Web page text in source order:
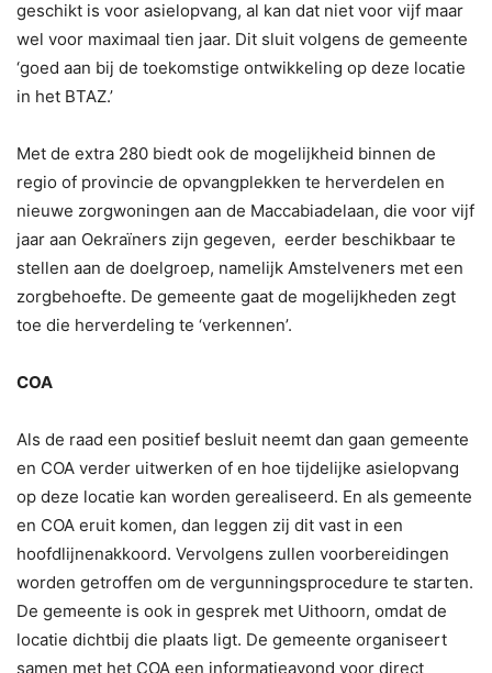
geschikt is voor asielopvang, al kan dat niet voor vijf maar
wel voor maximaal tien jaar. Dit sluit volgens de gemeente
‘goed aan bij de toekomstige ontwikkeling op deze locatie
in het BTAZ.’
Met de extra 280 biedt ook de mogelijkheid binnen de
regio of provincie de opvangplekken te herverdelen en
nieuwe zorgwoningen aan de Maccabiadelaan, die voor vijf
jaar aan Oekraïners zijn gegeven, eerder beschikbaar te
stellen aan de doelgroep, namelijk Amstelveners met een
zorgbehoefte. De gemeente gaat de mogelijkheden zegt
toe die herverdeling te ‘verkennen’.
COA
Als de raad een positief besluit neemt dan gaan gemeente
en COA verder uitwerken of en hoe tijdelijke asielopvang
op deze locatie kan worden gerealiseerd. En als gemeente
en COA eruit komen, dan leggen zij dit vast in een
hoofdlijnenakkoord. Vervolgens zullen voorbereidingen
worden getroffen om de vergunningsprocedure te starten.
De gemeente is ook in gesprek met Uithoorn, omdat de
locatie dichtbij die plaats ligt. De gemeente organiseert
samen met het COA een informatieavond voor direct